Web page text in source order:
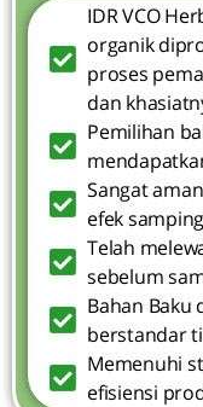
IDR VCO
organik
proses
dan
Pemilihan
Sangat
efek samping
Telah
sebelum
Bahan Baku
berstandar
Memenuhi
efisiensi